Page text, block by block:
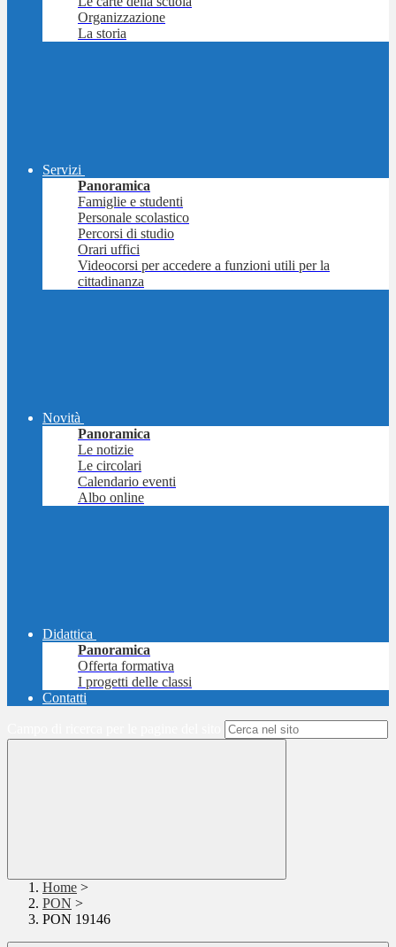
Organizzazione
La storia
Servizi
Panoramica
Famiglie e studenti
Personale scolastico
Percorsi di studio
Orari uffici
Videocorsi per accedere a funzioni utili per la
cittadinanza
Novità
Panoramica
Le notizie
Le circolari
Calendario eventi
Albo online
Didattica
Panoramica
Offerta formativa
I progetti delle classi
Contatti
Home >
PON >
PON 19146